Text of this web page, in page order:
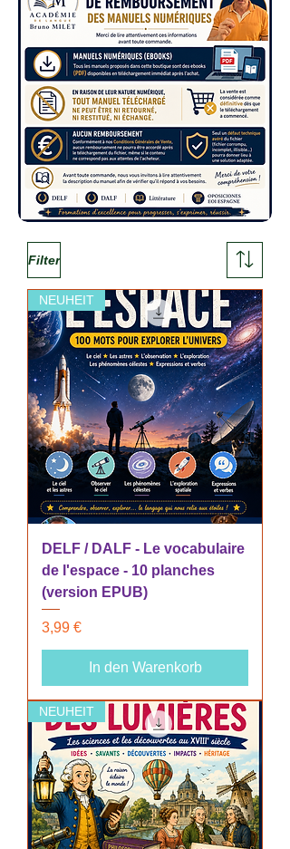
Filter
NEUHEIT
DELF / DALF - Le vocabulaire
de l'espace - 10 planches
(version EPUB)
Preis
3,99 €
In den Warenkorb
NEUHEIT